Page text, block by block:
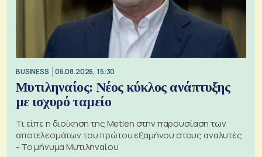
BUSINESS 06.08.2026, 15:30
Μυτιληναίος: Νέος κύκλος ανάπτυξης
με ισχυρό ταμείο
Τι είπε η διοίκηση της Metlen στην παρουσίαση των
αποτελεσμάτων του πρώτου εξαμήνου στους αναλυτές
- Το μήνυμα Μυτιληναίου